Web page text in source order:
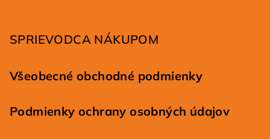
SPRIEVODCA NÁKUPOM
Všeobecné obchodné podmienky
Podmienky ochrany osobných údajov